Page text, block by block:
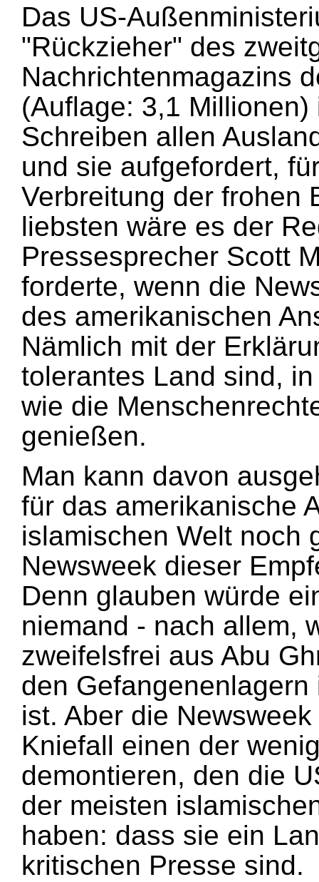
Das US-
"Rückzieher" des
Nachrichtenmagazins
(Auflage: 3,1
Schreiben allen
und sie aufgefordert,
Verbreitung der frohen
liebsten wäre es der
Pressesprecher Scott
forderte, wenn die
des amerikanischen
Nämlich mit der
tolerantes Land sind,
wie die
genießen.
Man kann davon
für das amerikanische
islamischen Welt noch
Newsweek dieser
Denn glauben würde
niemand - nach allem,
zweifelsfrei aus Abu
den
ist. Aber die
Kniefall einen der
demontieren, den die
der meisten
haben: dass sie ein
kritischen Presse sind.